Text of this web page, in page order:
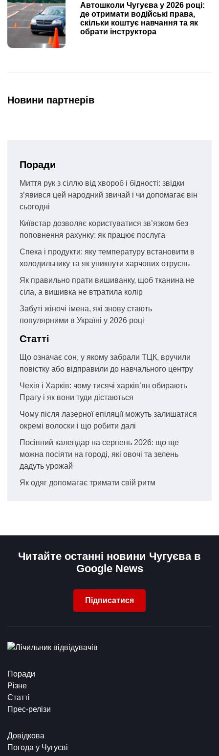
Автошколи Чугуєва у 2026 році:
де отримати водійські права,
скільки коштує навчання та як
обрати інструктора
Новини партнерів
Поради
Миття рук з сіллю від хвороб і бідності: звідки
з’явився цей народний звичай і чи допомагає він
сьогодні
Київстар дозволяє користуватися зв’язком без
поповнення рахунку: як працює послуга
Спека і продукти: яку температуру встановити в
холодильнику та як уникнути харчових отруєнь
Як правильно прати вишиванку, щоб тканина не
сіла, а вишивка не втратила колір
Забуті жіночі імена, які знову стають
популярними в Україні у 2026 році
Статті
Що означає сон, у якому забрали ТЦК, вручили
повістку або відправили до навчального центру
Чехія і Харків: чому тисячі харків’ян обирають
Прагу і як вони туди дістаються
Чому після лазерної епіляції можуть залишатися
окремі волоски і що робити далі
Посівний календар на серпень 2026: що ще
можна посіяти на городі, які овочі та зелень
дадуть урожай
Як одяг допомагає тримати свій ритм
Читайте останні новини Чугуєва в
Google News
Підписатися
Поради
Різне
Статті
Прес-релізи
Довідкова
Погода у Чугуєві